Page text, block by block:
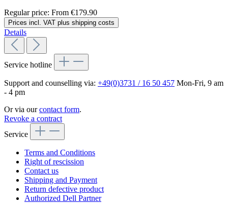
Regular price: From €179.90
Prices incl. VAT plus shipping costs
Details
Service hotline
Support and counselling via: +49(0)3731 / 16 50 457 Mon-Fri, 9 am
- 4 pm
Or via ourcontact form.
Revoke a contract
Service
Terms and Conditions
Right of rescission
Contact us
Shipping and Payment
Return defective product
Authorized Dell Partner